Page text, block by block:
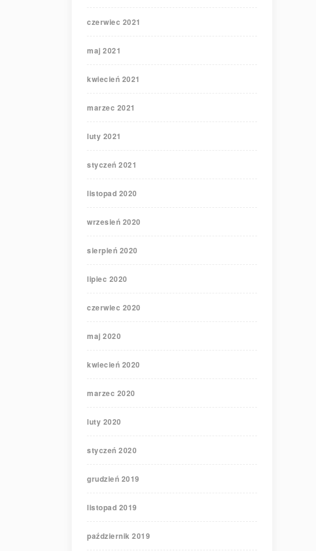
czerwiec 2021
maj 2021
kwiecień 2021
marzec 2021
luty 2021
styczeń 2021
listopad 2020
wrzesień 2020
sierpień 2020
lipiec 2020
czerwiec 2020
maj 2020
kwiecień 2020
marzec 2020
luty 2020
styczeń 2020
grudzień 2019
listopad 2019
październik 2019